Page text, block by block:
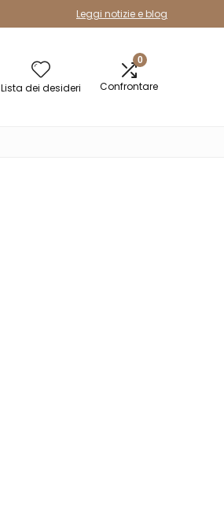
Leggi notizie e blog
Lista dei desideri
0
Confrontare